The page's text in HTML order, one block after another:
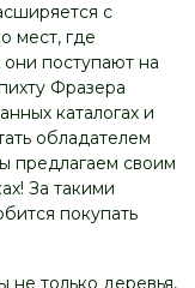
с
мест, где
поступают на
Фразера
каталогах и
обладателем
предлагаем своим
За такими
покупать
только деревья,